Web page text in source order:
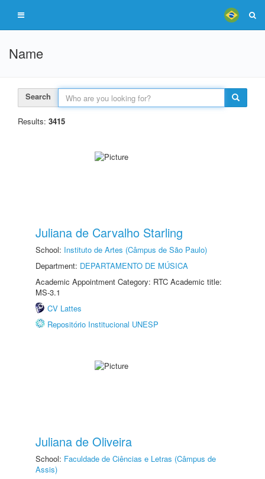
Name
Search
Results: 3415
Juliana de Carvalho Starling
School: Instituto de Artes (Câmpus de São Paulo)
Department: DEPARTAMENTO DE MÚSICA
Academic Appointment Category: RTC Academic title:
MS-3.1
CV Lattes
Repositório Institucional UNESP
Juliana de Oliveira
School: Faculdade de Ciências e Letras (Câmpus de
Assis)